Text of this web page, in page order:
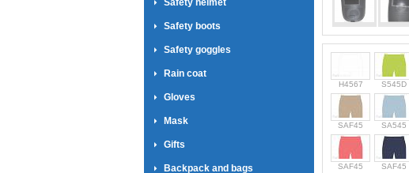
H4567 S545D
SAF45 SA545
SAF45 SAF45
Safety helmet
Safety boots
Safety goggles
Rain coat
Gloves
Mask
Gifts
Backpack and bags